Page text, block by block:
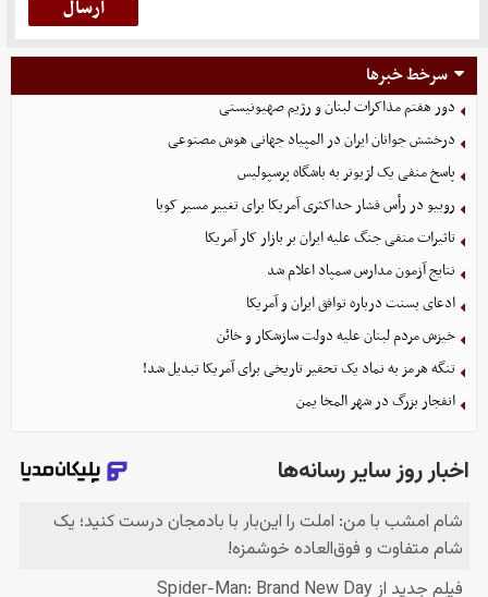
سرخط خبرها
دور هفتم مذاکرات لبنان و رژیم صهیونیستی
درخشش جوانان ایران در المپیاد جهانی هوش مصنوعی
پاسخ منفی یک لژیونر به باشگاه پرسپولیس
روبیو در رأس فشار حداکثری آمریکا برای تغییر مسیر کوبا
تاثیرات منفی جنگ علیه ایران بر بازار کار آمریکا
نتایج آزمون مدارس سمپاد اعلام شد
ادعای بسنت درباره توافق ایران و آمریکا
خیزش مردم لبنان علیه دولت سازشکار و خائن
تنگه هرمز به نماد یک تحقیر تاریخی برای آمریکا تبدیل شد!
انفجار بزرگ در شهر المخا یمن